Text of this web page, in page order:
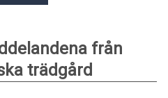
från
trädgård